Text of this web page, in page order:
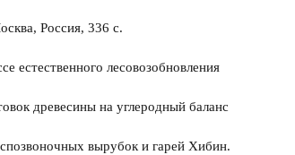
Россия, 336 с.
лесовозобновления
древесины на углеродный баланс
вырубок и гарей Хибин.